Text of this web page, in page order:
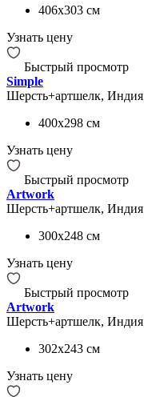
406x303 см
Узнать цену
Быстрый просмотр
Simple
Шерсть+артшелк, Индия
400x298 см
Узнать цену
Быстрый просмотр
Artwork
Шерсть+артшелк, Индия
300x248 см
Узнать цену
Быстрый просмотр
Artwork
Шерсть+артшелк, Индия
302x243 см
Узнать цену